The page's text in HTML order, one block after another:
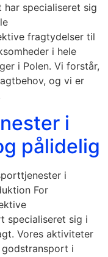
specialiseret sig
fragtydelser til
i hele
i Polen. Vi forstår,
og vi er
i
pålidelig
i
For
specialiseret sig i
Vores aktiviteter
i